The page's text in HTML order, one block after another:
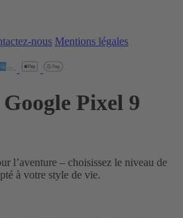
Mentions légales
Pixel 9
l’aventure – choisissez le niveau de
à votre style de vie.